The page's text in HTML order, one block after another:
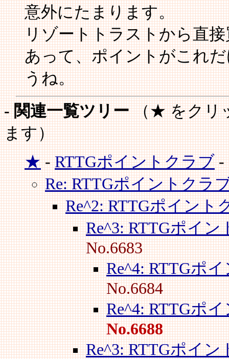
意外にたまります。
リゾートトラストから直
あって、ポイントがこれ
うね。
- 関連一覧ツリー（★ をクリ
ます）
★-RTTGポイントクラブ-
Re: RTTGポイントクラ
Re^2: RTTGポイント
Re^3: RTTGポイン
No.6683
Re^4: RTTGポ
No.6684
Re^4: RTTGポ
No.6688
Re^3: RTTGポイン